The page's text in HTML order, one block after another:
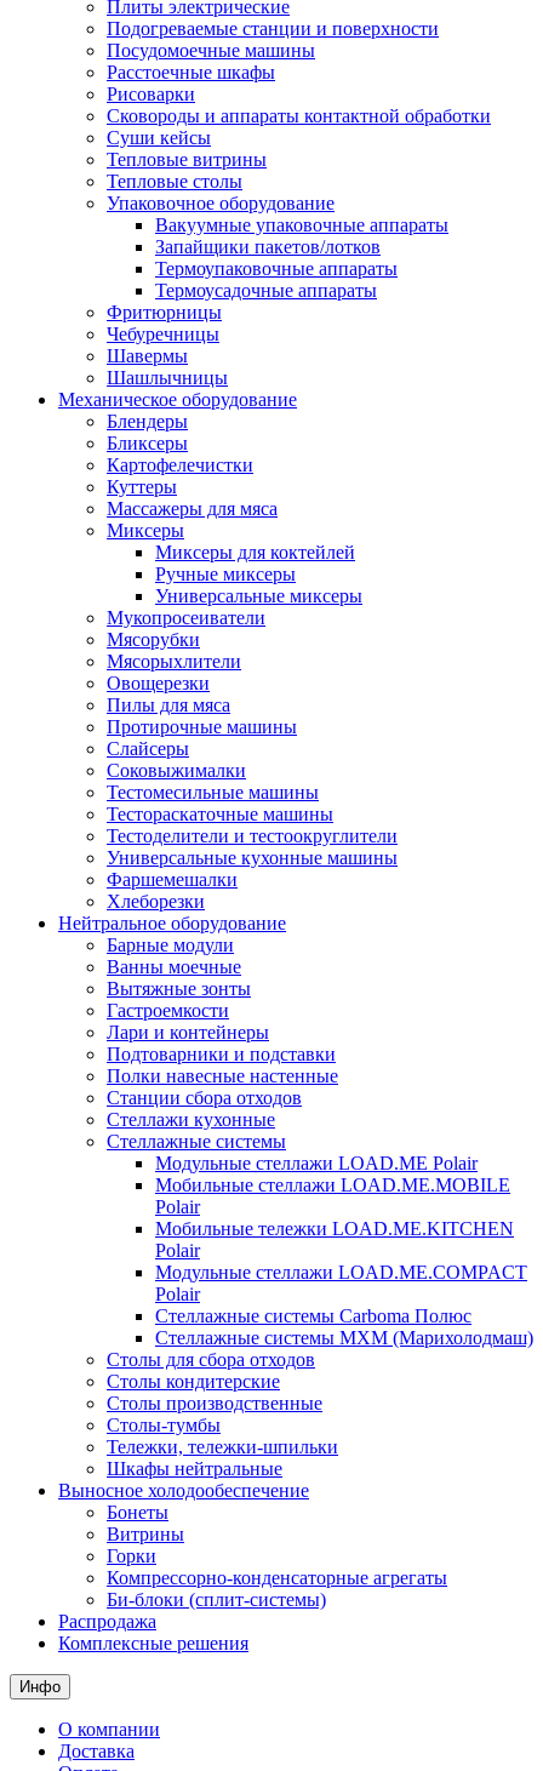
Плиты электрические
Подогреваемые станции и поверхности
Посудомоечные машины
Расстоечные шкафы
Рисоварки
Сковороды и аппараты контактной обработки
Суши кейсы
Тепловые витрины
Тепловые столы
Упаковочное оборудование
Вакуумные упаковочные аппараты
Запайщики пакетов/лотков
Термоупаковочные аппараты
Термоусадочные аппараты
Фритюрницы
Чебуречницы
Шавермы
Шашлычницы
Механическое оборудование
Блендеры
Бликсеры
Картофелечистки
Куттеры
Массажеры для мяса
Миксеры
Миксеры для коктейлей
Ручные миксеры
Универсальные миксеры
Мукопросеиватели
Мясорубки
Мясорыхлители
Овощерезки
Пилы для мяса
Протирочные машины
Слайсеры
Соковыжималки
Тестомесильные машины
Тестораскаточные машины
Тестоделители и тестоокруглители
Универсальные кухонные машины
Фаршемешалки
Хлеборезки
Нейтральное оборудование
Барные модули
Ванны моечные
Вытяжные зонты
Гастроемкости
Лари и контейнеры
Подтоварники и подставки
Полки навесные настенные
Станции сбора отходов
Стеллажи кухонные
Стеллажные системы
Модульные стеллажи LOAD.ME Polair
Мобильные стеллажи LOAD.ME.MOBILE
Polair
Мобильные тележки LOAD.ME.KITCHEN
Polair
Модульные стеллажи LOAD.ME.COMPACT
Polair
Стеллажные системы Carboma Полюс
Стеллажные системы МХМ (Марихолодмаш)
Столы для сбора отходов
Столы кондитерские
Столы производственные
Столы-тумбы
Тележки, тележки-шпильки
Шкафы нейтральные
Выносное холодообеспечение
Бонеты
Витрины
Горки
Компрессорно-конденсаторные агрегаты
Би-блоки (сплит-системы)
Распродажа
Комплексные решения
Инфо
О компании
Доставка